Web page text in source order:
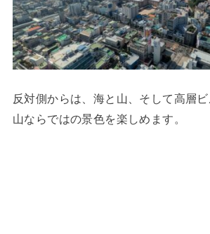
反対側からは、海と山、そして高層
山ならではの景色を楽しめます。